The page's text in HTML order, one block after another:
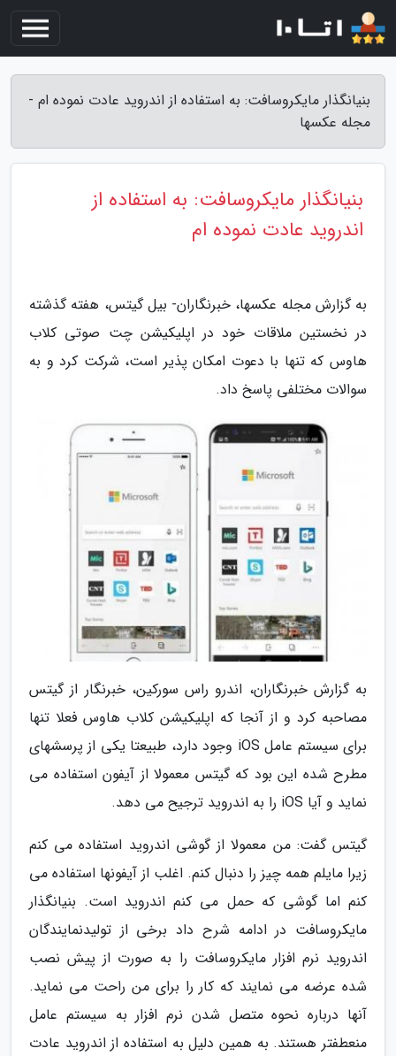
بنیانگذار مایکروسافت: به استفاده از اندروید عادت نموده ام -
مجله عکسها
بنیانگذار مایکروسافت: به استفاده از
اندروید عادت نموده ام
به گزارش مجله عکسها، خبرنگاران- بیل گیتس، هفته گذشته
در نخستین ملاقات خود در اپلیکیشن چت صوتی کلاب
هاوس که تنها با دعوت امکان پذیر است، شرکت کرد و به
سوالات مختلفی پاسخ داد.
به گزارش خبرنگاران، اندرو راس سورکین، خبرنگار از گیتس
مصاحبه کرد و از آنجا که اپلیکیشن کلاب هاوس فعلا تنها
برای سیستم عامل iOS وجود دارد، طبیعتا یکی از پرسشهای
مطرح شده این بود که گیتس معمولا از آیفون استفاده می
نماید و آیا iOS را به اندروید ترجیح می دهد.
گیتس گفت: من معمولا از گوشی اندروید استفاده می کنم
زیرا مایلم همه چیز را دنبال کنم. اغلب از آیفونها استفاده می
کنم اما گوشی که حمل می کنم اندروید است. بنیانگذار
مایکروسافت در ادامه شرح داد برخی از تولیدنمایندگان
اندروید نرم افزار مایکروسافت را به صورت از پیش نصب
شده عرضه می نمایند که کار را برای من راحت می نماید.
آنها درباره نحوه متصل شدن نرم افزار به سیستم عامل
منعطفتر هستند. به همین دلیل به استفاده از اندروید عادت